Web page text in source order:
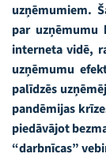
uzņēmumiem.
par uzņēmumu
interneta vidē,
uzņēmumu
palīdzēs
pandēmijas
piedāvājot
“darbnīcas”